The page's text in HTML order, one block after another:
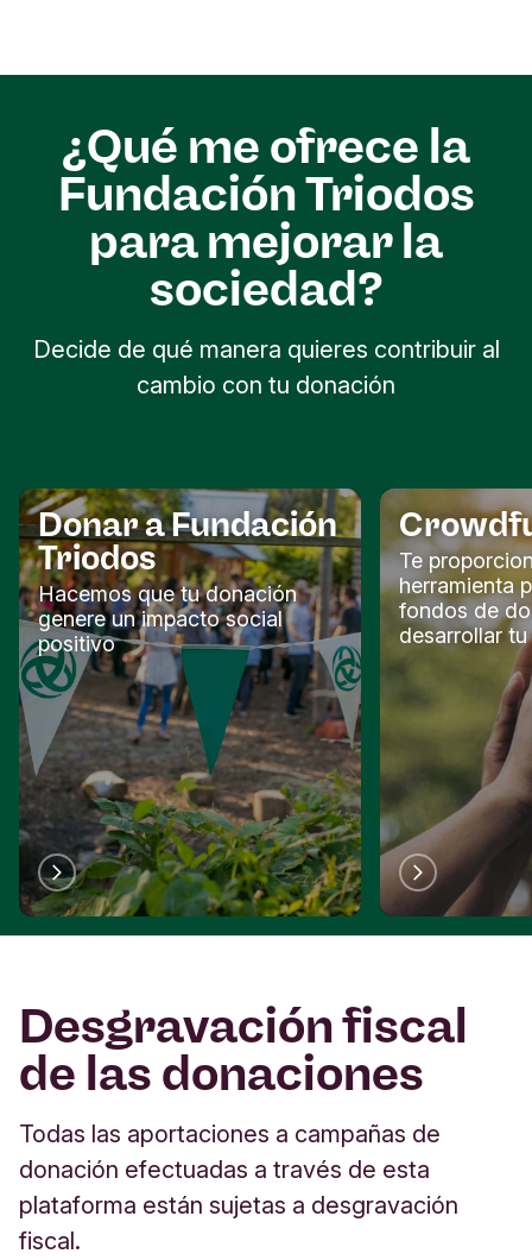
¿Qué me ofrece la
Fundación Triodos
para mejorar la
sociedad?
Decide de qué manera quieres contribuir al
cambio con tu donación
Donar a Fundación
Triodos
Hacemos que tu donación
genere un impacto social
positivo
Te
herramienta
fondos de
desarrollar
Desgravación fiscal
de las donaciones
Todas las aportaciones a campañas de
donación efectuadas a través de esta
plataforma están sujetas a desgravación
fiscal.